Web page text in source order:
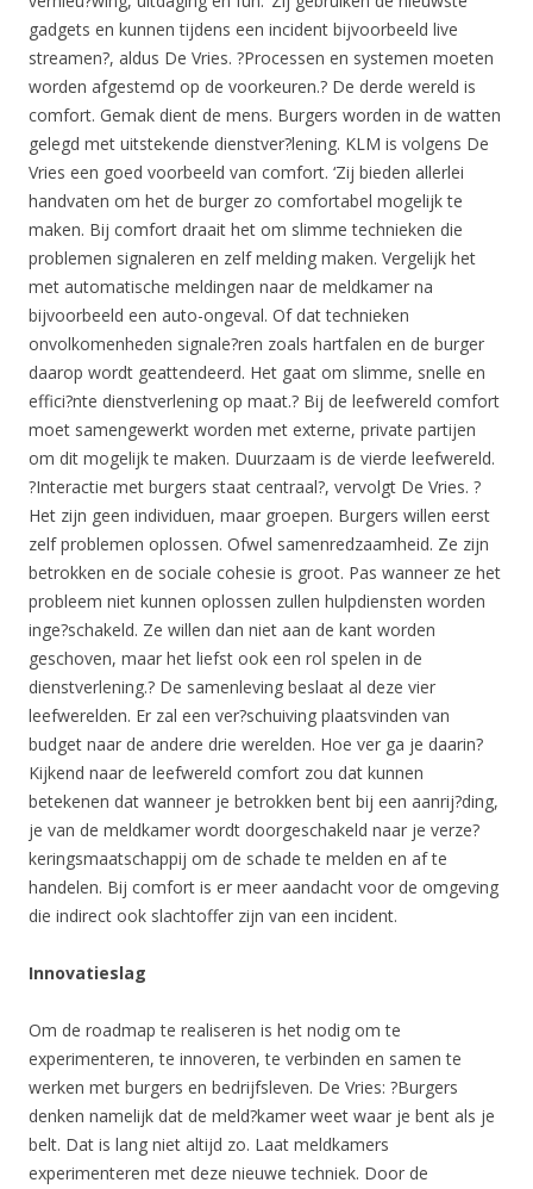
gadgets en kunnen tijdens een incident bijvoorbeeld live
streamen?, aldus De Vries. ?Processen en systemen moeten
worden afgestemd op de voorkeuren.? De derde wereld is
comfort. Gemak dient de mens. Burgers worden in de watten
gelegd met uitstekende dienstver?lening. KLM is volgens De
Vries een goed voorbeeld van comfort. ‘Zij bieden allerlei
handvaten om het de burger zo comfortabel mogelijk te
maken. Bij comfort draait het om slimme technieken die
problemen signaleren en zelf melding maken. Vergelijk het
met automatische meldingen naar de meldkamer na
bijvoorbeeld een auto-ongeval. Of dat technieken
onvolkomenheden signale?ren zoals hartfalen en de burger
daarop wordt geattendeerd. Het gaat om slimme, snelle en
effici?nte dienstverlening op maat.? Bij de leefwereld comfort
moet samengewerkt worden met externe, private partijen
om dit mogelijk te maken. Duurzaam is de vierde leefwereld.
?Interactie met burgers staat centraal?, vervolgt De Vries. ?
Het zijn geen individuen, maar groepen. Burgers willen eerst
zelf problemen oplossen. Ofwel samenredzaamheid. Ze zijn
betrokken en de sociale cohesie is groot. Pas wanneer ze het
probleem niet kunnen oplossen zullen hulpdiensten worden
inge?schakeld. Ze willen dan niet aan de kant worden
geschoven, maar het liefst ook een rol spelen in de
dienstverlening.? De samenleving beslaat al deze vier
leefwerelden. Er zal een ver?schuiving plaatsvinden van
budget naar de andere drie werelden. Hoe ver ga je daarin?
Kijkend naar de leefwereld comfort zou dat kunnen
betekenen dat wanneer je betrokken bent bij een aanrij?ding,
je van de meldkamer wordt doorgeschakeld naar je verze?
keringsmaatschappij om de schade te melden en af te
handelen. Bij comfort is er meer aandacht voor de omgeving
die indirect ook slachtoffer zijn van een incident.
Innovatieslag
Om de roadmap te realiseren is het nodig om te
experimenteren, te innoveren, te verbinden en samen te
werken met burgers en bedrijfsleven. De Vries: ?Burgers
denken namelijk dat de meld?kamer weet waar je bent als je
belt. Dat is lang niet altijd zo. Laat meldkamers
experimenteren met deze nieuwe techniek. Door de